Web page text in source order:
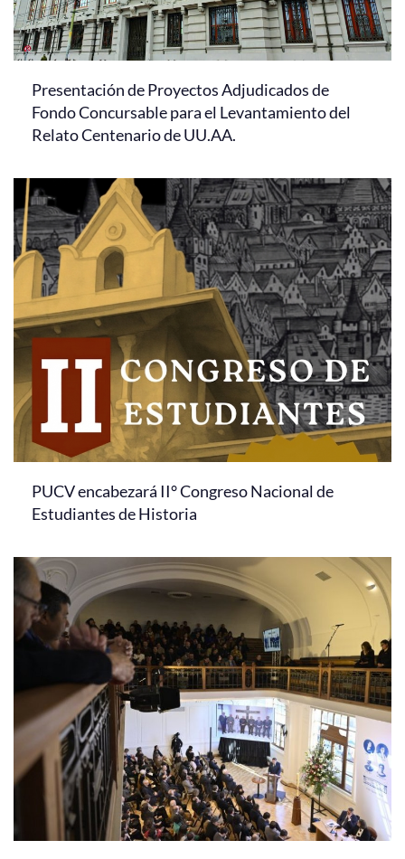
Presentación de Proyectos Adjudicados de
Fondo Concursable para el Levantamiento del
Relato Centenario de UU.AA.
PUCV encabezará II° Congreso Nacional de
Estudiantes de Historia